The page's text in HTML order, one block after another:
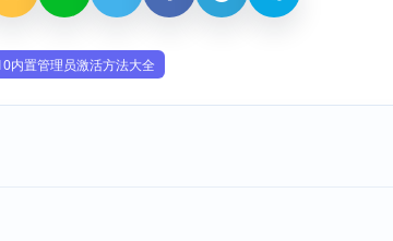
内置管理员激活方法大全